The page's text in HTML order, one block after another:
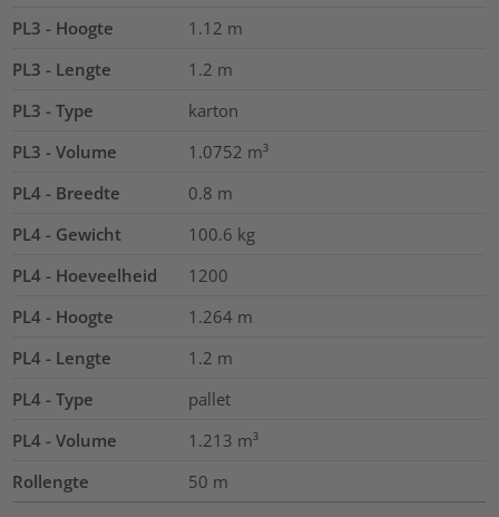
PL3 - Hoogte
1.12 m
PL3 - Lengte
1.2 m
PL3 - Type
karton
PL3 - Volume
1.0752 m³
PL4 - Breedte
0.8 m
PL4 - Gewicht
100.6 kg
PL4 - Hoeveelheid
1200
PL4 - Hoogte
1.264 m
PL4 - Lengte
1.2 m
PL4 - Type
pallet
PL4 - Volume
1.213 m³
Rollengte
50 m